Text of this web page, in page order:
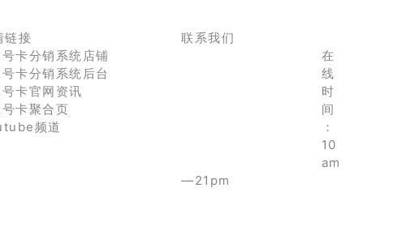
链接
卡分销系统店铺
卡分销系统后台
卡官网资讯
卡聚合页
频道
联系我们
在
线
时
间
：
10
am
—21pm